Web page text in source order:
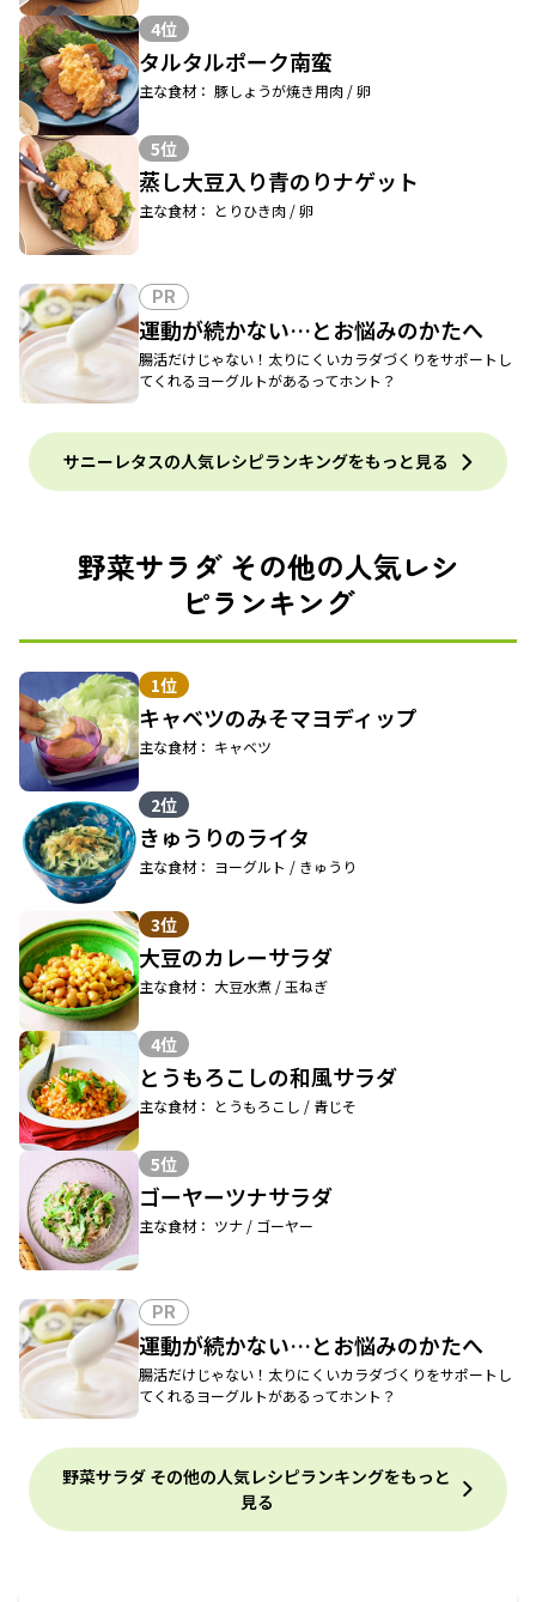
4位
タルタルポーク南蛮
主な食材： 豚しょうが焼き用肉 / 卵
5位
蒸し大豆入り青のりナゲット
主な食材： とりひき肉 / 卵
PR
運動が続かない…とお悩みのかたへ
腸活だけじゃない！太りにくいカラダづくりをサポートし
てくれるヨーグルトがあるってホント？
サニーレタスの人気レシピランキングをもっと見る
野菜サラダ その他の人気レシ
ピランキング
1位
キャベツのみそマヨディップ
主な食材： キャベツ
2位
きゅうりのライタ
主な食材： ヨーグルト / きゅうり
3位
大豆のカレーサラダ
主な食材： 大豆水煮 / 玉ねぎ
4位
とうもろこしの和風サラダ
主な食材： とうもろこし / 青じそ
5位
ゴーヤーツナサラダ
主な食材： ツナ / ゴーヤー
PR
運動が続かない…とお悩みのかたへ
腸活だけじゃない！太りにくいカラダづくりをサポートし
てくれるヨーグルトがあるってホント？
野菜サラダ その他の人気レシピランキングをもっと
見る